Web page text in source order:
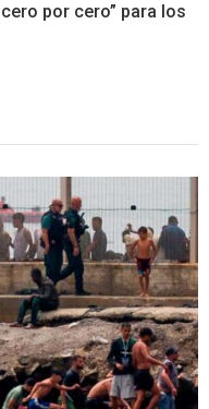
por cero” para los